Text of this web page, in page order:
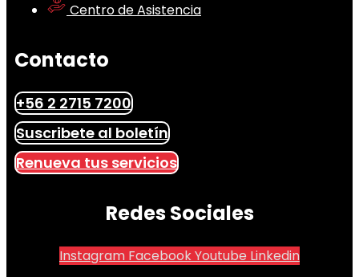
Centro de Asistencia
Contacto
+56 2 2715 7200
Suscribete al boletín
Renueva tus servicios
Redes Sociales
Instagram FacebookYoutube Linkedin